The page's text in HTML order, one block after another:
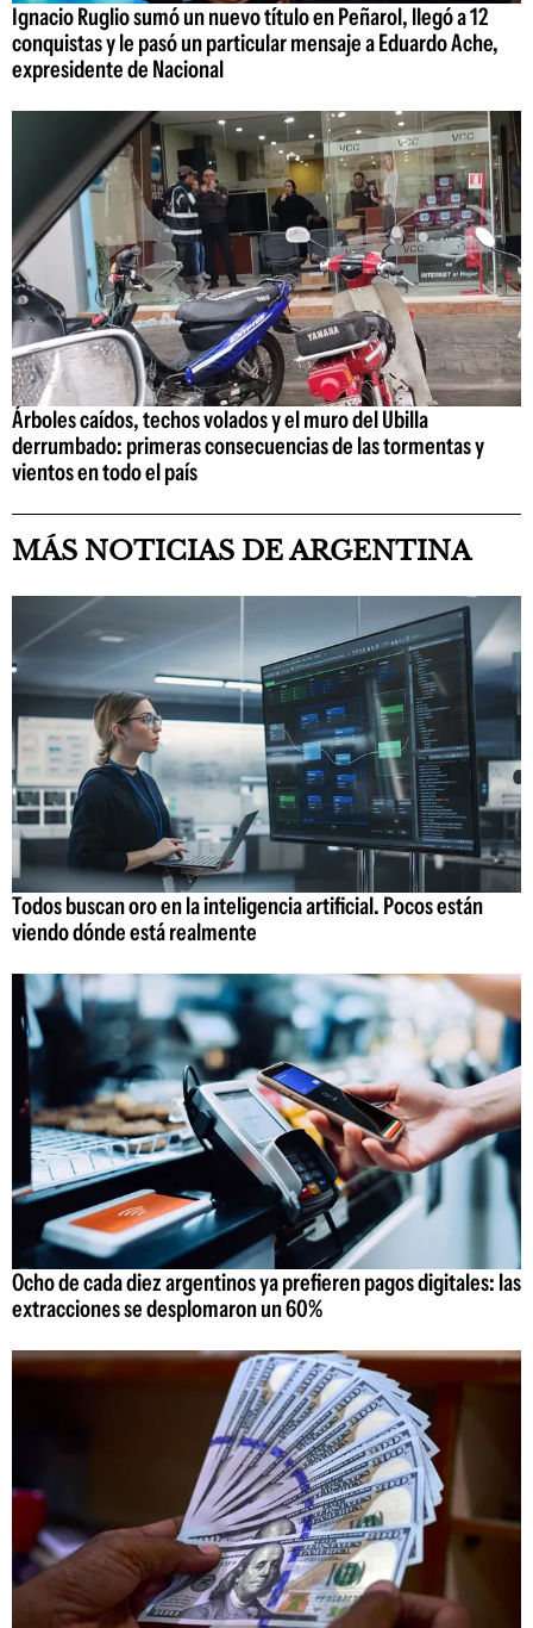
Ignacio Ruglio sumó un nuevo título en Peñarol, llegó a 12
conquistas y le pasó un particular mensaje a Eduardo Ache,
expresidente de Nacional
Árboles caídos, techos volados y el muro del Ubilla
derrumbado: primeras consecuencias de las tormentas y
vientos en todo el país
MÁS NOTICIAS DE ARGENTINA
Todos buscan oro en la inteligencia artificial. Pocos están
viendo dónde está realmente
Ocho de cada diez argentinos ya prefieren pagos digitales: las
extracciones se desplomaron un 60%